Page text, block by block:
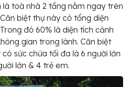
là toà nhà 2 tầng nằm ngay trên
biệt thự này có tổng diện
đó 60% là diện tích cảnh
gian trong lành. Căn biệt
sức chứa tối đa là 6 người lớn
lớn & 4 trẻ em.